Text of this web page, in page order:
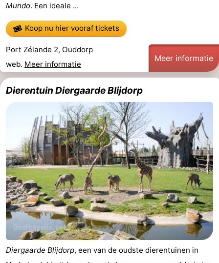
Livingstone
-
Port
Greve
-
Port
Zélande
-
Resort
Haamstede
-
Résidence
van
Haamstede
-
Schouwen
Schouwse
Valleien
Soeten
Haert
-
Wijde
Blick
-
Zeeland
-
Kust
Zonnedorp
-
Mundo. Een ideale ...
Koop nu hier vooraf tickets
Port Zélande 2, Ouddorp
web. Meer informatie
Meer informatie
Dierentuin Diergaarde Blijdorp
Diergaarde Blijdorp, een van de oudste dierentuinen in